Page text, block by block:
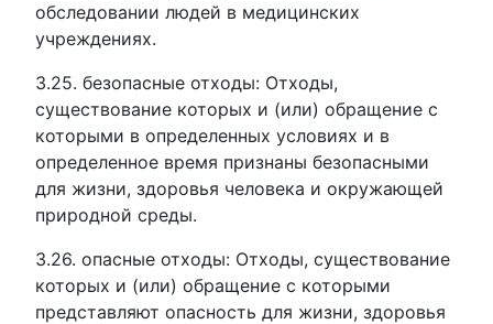
обследовании людей в медицинских
учреждениях.
3.25. безопасные отходы: Отходы,
существование которых и (или) обращение с
которыми в определенных условиях и в
определенное время признаны безопасными
для жизни, здоровья человека и окружающей
природной среды.
3.26. опасные отходы: Отходы, существование
которых и (или) обращение с которыми
представляют опасность для жизни, здоровья